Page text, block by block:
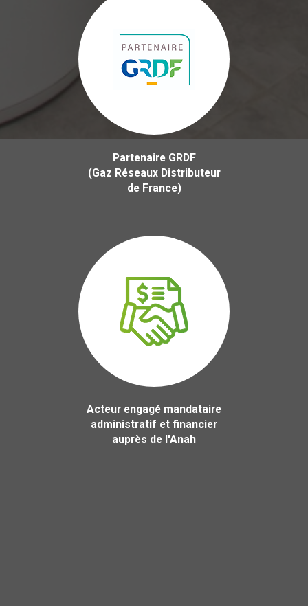
Partenaire GRDF
(Gaz Réseaux Distributeur
de France)
Acteur engagé mandataire
administratif et financier
auprès de l'Anah